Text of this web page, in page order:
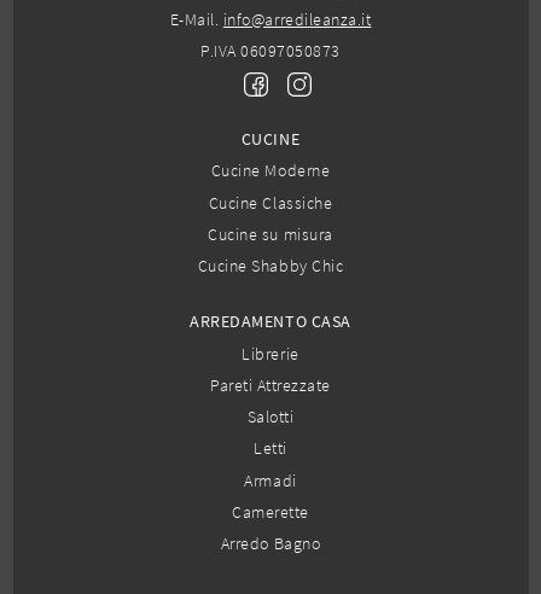
E-Mail. info@arredileanza.it
P.IVA 06097050873
CUCINE
Cucine Moderne
Cucine Classiche
Cucine su misura
Cucine Shabby Chic
ARREDAMENTO CASA
Librerie
Pareti Attrezzate
Salotti
Letti
Armadi
Camerette
Arredo Bagno